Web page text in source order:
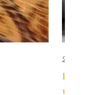
el perdón bíblico